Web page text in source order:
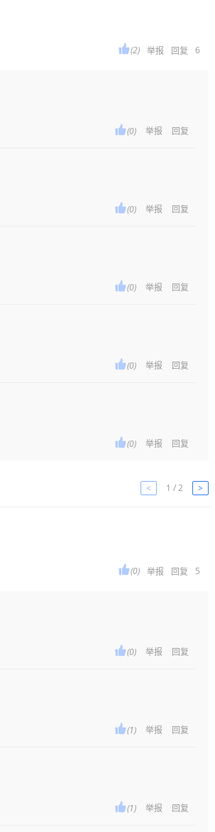
6
回复
举报
(2)
(0) 举报 回复
(0) 举报 回复
(0) 举报 回复
(0) 举报 回复
(0) 举报 回复
< 1 / 2 >
5
回复
举报
(0)
(0) 举报 回复
(1) 举报 回复
(1) 举报 回复